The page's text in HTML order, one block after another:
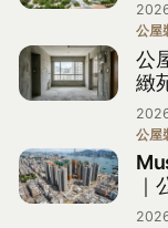
公屋
公
緻
公屋
｜